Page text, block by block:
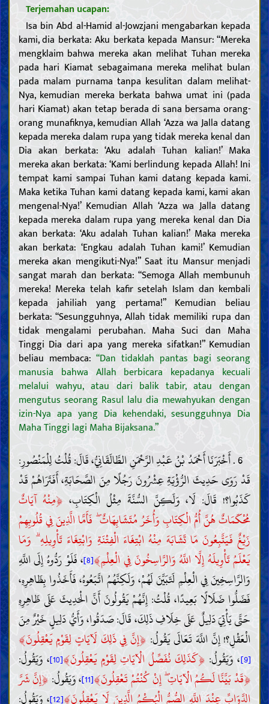
Terjemahan ucapan:
Isa bin Abd al-Hamid al-Jowzjani mengabarkan kepada
kami, dia berkata: Aku berkata kepada Mansur: “Mereka
mengklaim bahwa mereka akan melihat Tuhan mereka
pada hari Kiamat sebagaimana mereka melihat bulan
pada malam purnama tanpa kesulitan dalam melihat-
Nya, kemudian mereka berkata bahwa umat ini (pada
hari Kiamat) akan tetap berada di sana bersama orang-
orang munafiknya, kemudian Allah ‘Azza wa Jalla datang
kepada mereka dalam rupa yang tidak mereka kenal dan
Dia akan berkata: ‘Aku adalah Tuhan kalian!’ Maka
mereka akan berkata: ‘Kami berlindung kepada Allah! Ini
tempat kami sampai Tuhan kami datang kepada kami.
Maka ketika Tuhan kami datang kepada kami, kami akan
mengenal-Nya!’ Kemudian Allah ‘Azza wa Jalla datang
kepada mereka dalam rupa yang mereka kenal dan Dia
akan berkata: ‘Aku adalah Tuhan kalian!’ Maka mereka
akan berkata: ‘Engkau adalah Tuhan kami!’ Kemudian
mereka akan mengikuti-Nya!” Saat itu Mansur menjadi
sangat marah dan berkata: “Semoga Allah membunuh
mereka! Mereka telah kafir setelah Islam dan kembali
kepada jahiliah yang pertama!” Kemudian beliau
berkata: “Sesungguhnya, Allah tidak memiliki rupa dan
tidak mengalami perubahan. Maha Suci dan Maha
Tinggi Dia dari apa yang mereka sifatkan!” Kemudian
beliau membaca: “Dan tidaklah pantas bagi seorang
manusia bahwa Allah berbicara kepadanya kecuali
melalui wahyu, atau dari balik tabir, atau dengan
mengutus seorang Rasul lalu dia mewahyukan dengan
izin-Nya apa yang Dia kehendaki, sesungguhnya Dia
Maha Tinggi lagi Maha Bijaksana.”
6 . أَخْبَرَنَا أَحْمَدُ بْنُ عَبْدِ الرَّحْمَنِ الطَّالَقَانِيُّ، قَالَ: قُلْتُ لِلْمَنْصُورِ:
قَدْ رَوَى حَدِيثَ الرُّؤْيَةِ عِشْرُونَ رَجُلًا مِنَ الصَّحَابَةِ، أَفَتَرَاهُمْ قَدْ
كَذَبُوا؟! قَالَ: لَا، وَلَكِنَّ السُّنَّةَ مِثْلُ الْكِتَابِ، ﴿مِنْهُ آيَاتٌ
مُحْكَمَاتٌ هُنَّ أُمُّ الْكِتَابِ وَأُخَرُ مُتَشَابِهَاتٌ ۖ فَأَمَّا الَّذِينَ فِي قُلُوبِهِمْ
زَيْغٌ فَيَتَّبِعُونَ مَا تَشَابَهَ مِنْهُ ابْتِغَاءَ الْفِتْنَةِ وَابْتِغَاءَ تَأْوِيلِهِ ۗ وَمَا
يَعْلَمُ تَأْوِيلَهُ إِلَّا اللَّهُ وَالرَّاسِخُونَ فِي الْعِلْمِ﴾[8] ، فَلَوْ رَدُّوهُ إِلَى اللَّهِ
وَالرَّاسِخِينَ فِي الْعِلْمِ لَتَبَيَّنَ لَهُمْ، وَلَكِنَّهُمُ اتَّبَعُوهُ، فَأَخَذُوا بِظَاهِرِهِ،
فَضَلُّوا ضَلَالًا بَعِيدًا، قُلْتُ: إِنَّهُمْ يَقُولُونَ أَنَّ الْحَدِيثَ عَلَى ظَاهِرِهِ
حَتَّى يَأْتِيَ دَلِيلٌ عَلَى خِلَافِ ذَلِكَ، قَالَ: صَدَقُوا، وَأَيُّ دَلِيلٍ خَيْرٌ مِنَ
الْعَقْلِ؟! إِنَّ اللَّهَ تَعَالَى يَقُولُ: ﴿إِنَّ فِي ذَلِكَ لَآيَاتٍ لِقَوْمٍ يَعْقِلُونَ﴾
[9] ، وَيَقُولُ: ﴿كَذَلِكَ نُفَصِّلُ الْآيَاتِ لِقَوْمٍ يَعْقِلُونَ﴾[10] ، وَيَقُولُ:
﴿قَدْ بَيَّنَّا لَكُمُ الْآيَاتِ ۖ إِنْ كُنْتُمْ تَعْقِلُونَ﴾[11] ، وَيَقُولُ: ﴿إِنَّ شَرَّ
الدَّوَابِّ عِنْدَ اللَّهِ الصُّمُّ الْبُكْمُ الَّذِينَ لَا يَعْقِلُونَ﴾[12] ، وَيَقُولُ: